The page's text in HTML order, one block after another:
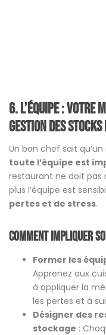
6. L’équipe :
gestion des
Un bon chef sait
toute l’équipe est
restaurant ne doit pas
plus l’équipe est
pertes et de stress.
Comment impliquer
Former les
Apprenez aux
à appliquer la
les pertes et à
Désigner des
stockage :